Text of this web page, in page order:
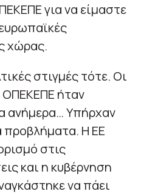
για να είμαστε
χώρας.
στιγμές τότε. Οι
ΟΠΕΚΕΠΕ ήταν
ανήμερα… Υπήρχαν
προβλήματα. Η ΕΕ
στις
και η κυβέρνηση
να πάει